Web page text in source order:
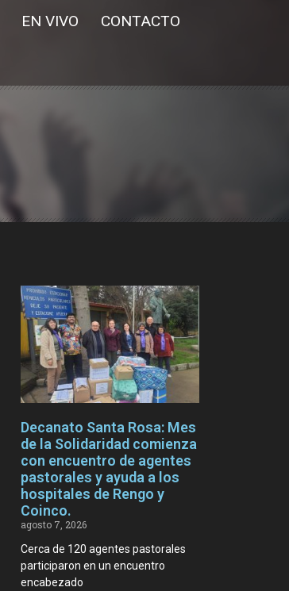
EN VIVO CONTACTO
Decanato Santa Rosa: Mes
de la Solidaridad comienza
con encuentro de agentes
pastorales y ayuda a los
hospitales de Rengo y
Coinco.
agosto 7, 2026
Cerca de 120 agentes pastorales
participaron en un encuentro
encabezado